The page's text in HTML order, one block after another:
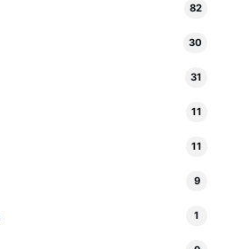
82
30
31
11
11
9
1